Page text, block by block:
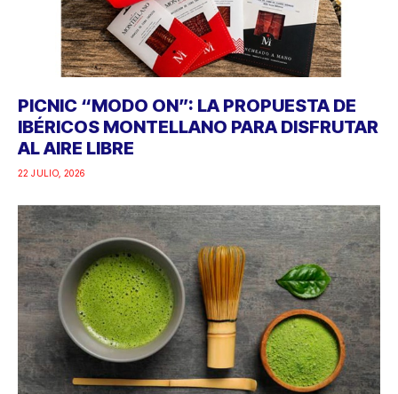
PICNIC “MODO ON”: LA PROPUESTA DE
IBÉRICOS MONTELLANO PARA DISFRUTAR
AL AIRE LIBRE
22 JULIO, 2026